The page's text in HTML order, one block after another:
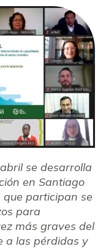
se desarrolla
en Santiago
que participan se
para
más graves del
a las pérdidas y